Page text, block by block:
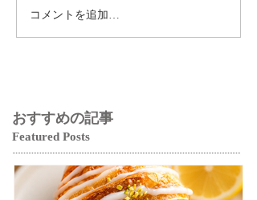
コメントを追加…
おすすめの記事
Featured Posts